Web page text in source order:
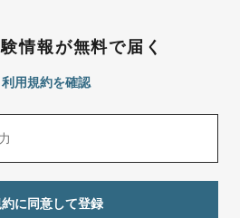
情報が無料で届く
利用規約を確認